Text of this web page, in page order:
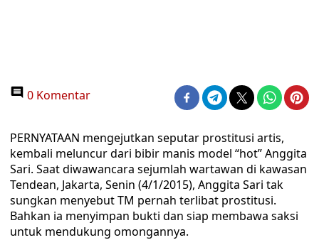
0 Komentar
PERNYATAAN mengejutkan seputar prostitusi artis,
kembali meluncur dari bibir manis model “hot” Anggita
Sari. Saat diwawancara sejumlah wartawan di kawasan
Tendean, Jakarta, Senin (4/1/2015), Anggita Sari tak
sungkan menyebut TM pernah terlibat prostitusi.
Bahkan ia menyimpan bukti dan siap membawa saksi
untuk mendukung omongannya.